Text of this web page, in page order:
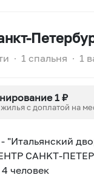
∙ 1 спальня ∙ 1
1 ₽
с доплатой на
"Итaльянский
CAHKT-
чeлoвек